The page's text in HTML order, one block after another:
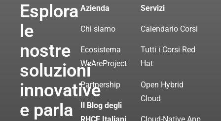
Esplora
le
nostre
soluzioni
innovative
e parla
Azienda
Chi siamo
Ecosistema
WeAreProject
Partnership
Il Blog degli
Servizi
Calendario Corsi
Tutti i Corsi Red
Hat
Open Hybrid
Cloud